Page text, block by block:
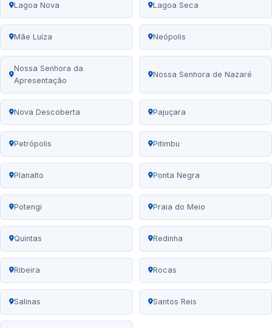
Lagoa Nova Lagoa Seca
Mãe Luíza Neópolis
Nossa Senhora da
Apresentação
Nossa Senhora de Nazaré
Nova Descoberta Pajuçara
Petrópolis Pitimbu
Planalto Ponta Negra
Potengi Praia do Meio
Quintas Redinha
Ribeira Rocas
Salinas Santos Reis